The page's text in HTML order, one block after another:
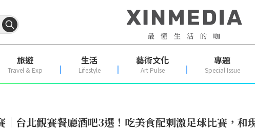
旅遊
Travel & Exp
生活
Lifestyle
藝術文化
Art Pulse
專題
Special Issue
｜台北觀賽餐廳酒吧3選！吃美食配刺激足球比賽，和